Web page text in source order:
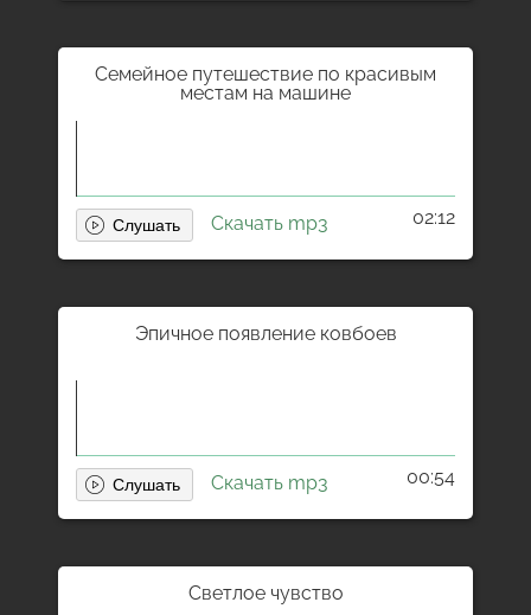
Семейное путешествие по красивым
местам на машине
Скачать mp3 02:12
Эпичное появление ковбоев
Скачать mp3 00:54
Светлое чувство